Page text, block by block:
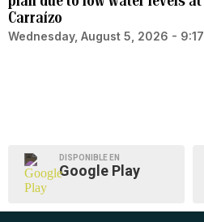
Carraízo
Wednesday, August 5, 2026 -
DISPONIBLE EN
Google Play